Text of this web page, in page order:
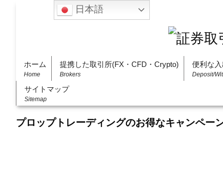
ホーム
Home
提携した取引所(FX・CFD・Crypto)
Brokers
便利な
Deposit/
サイトマップ
Sitemap
プロップトレーディングのお得なキャンペー
日本語